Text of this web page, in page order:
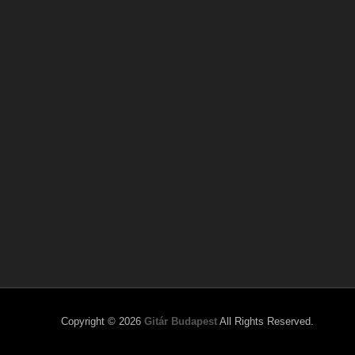
Copyright © 2026 Gitár Budapest All Rights Reserved.